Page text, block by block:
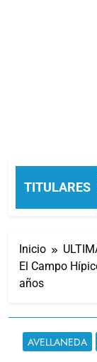
TITULARES
La crisis
10 Horas Atrás
Inicio
El Campo
años
AVELLANEDA